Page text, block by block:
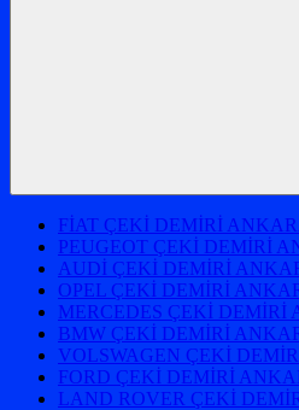
FİAT ÇEKİ DEMİRİ
PEUGEOT ÇEKİ DEMİRİ
AUDİ ÇEKİ DEMİRİ
OPEL ÇEKİ DEMİRİ
MERCEDES ÇEKİ DEMİRİ
BMW ÇEKİ DEMİRİ
VOLSWAGEN ÇEKİ
FORD ÇEKİ DEMİRİ
LAND ROVER ÇEKİ